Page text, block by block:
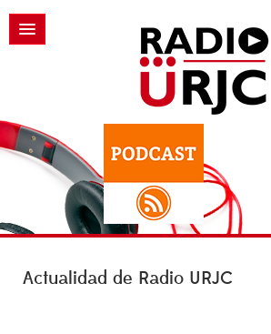
Actualidad de Radio URJC